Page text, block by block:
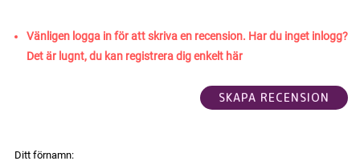
Vänligen logga in för att skriva en recension. Har du inget inlogg?
Det är lugnt, du kan registrera dig enkelt här
Ditt förnamn: